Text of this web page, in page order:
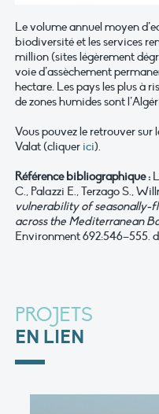
Le volume annuel moyen
biodiversité et les services
million (sites légèrement
voie d’assèchement
hectare. Les pays les plus à
de zones humides sont
Vous pouvez le retrouver
Valat (cliquer ici).
Référence bibliographique :
C., Palazzi E., Terzago S.,
vulnerability of seasonally-
across the Mediterranean
Environment 692:546–555.
PROJETS
EN LIEN